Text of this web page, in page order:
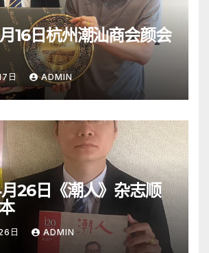
16日杭州潮汕商会颜会
日 ADMIN
26日《潮人》杂志顺
日 ADMIN